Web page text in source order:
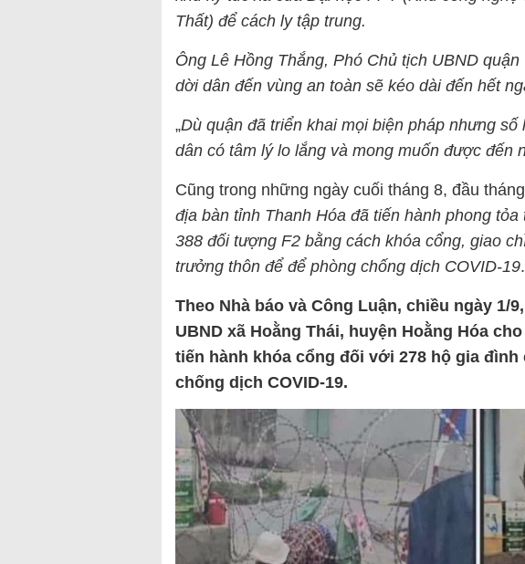
Thất) để cách ly tập trung.
Ông Lê Hồng Thắng, Phó Chủ tịch UBND
dời dân đến vùng an toàn sẽ kéo dài đến hết
„Dù quận đã triển khai mọi biện pháp nhưng
dân có tâm lý lo lắng và mong muốn được đến
Cũng trong những ngày cuối tháng 8, đầu
địa bàn tỉnh Thanh Hóa đã tiến hành phong
388 đối tượng F2 bằng cách khóa cổng, giao
trưởng thôn để để phòng chống dịch COVID-19
Theo Nhà báo và Công Luận, chiều ngày 1/
UBND xã Hoằng Thái, huyện Hoằng Hóa
tiến hành khóa cổng đối với 278 hộ gia
chống dịch COVID-19.